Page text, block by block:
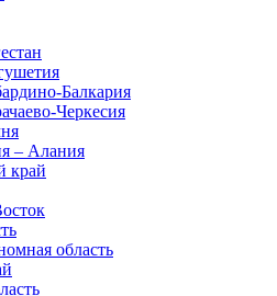
Балкария
Черкесия
– Алания
край
область